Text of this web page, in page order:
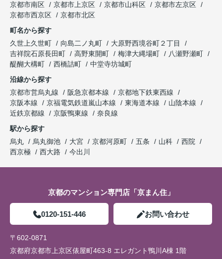
京都市南区
京都市上京区 京都市山科区
京都市左京区
京都市西京区
京都市北区
町名から探す
久世上久世町
向島二ノ丸町
大原野西境谷町２丁目
吉祥院石原長田町
高野東開町 梅津大縄場町
八瀬野瀬町
醍醐大構町
西橋詰町
中堂寺坊城町
沿線から探す
京都市営烏丸線
阪急京都本線
京都地下鉄東西線
京阪本線
京福電気鉄道嵐山本線 東海道本線
山陰本線
近鉄京都線
京阪鴨東線
奈良線
駅から探す
烏丸
烏丸御池 大宮 京都河原町 五条 山科
西院
西京極
西大路 今出川
京都のマンション専門店「京まん住」
0120-151-446 お問い合わせ
〒602-0871
京都府京都市上京区俵屋町463-8 エレガント鴨川A棟 1階